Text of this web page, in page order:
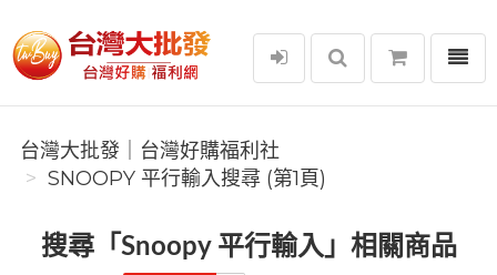
台灣大批發｜台灣好購福利社
選單
台灣大批發｜台灣好購福利社
SNOOPY 平行輸入搜尋 (第1頁)
搜尋「Snoopy 平行輸入」相關商品